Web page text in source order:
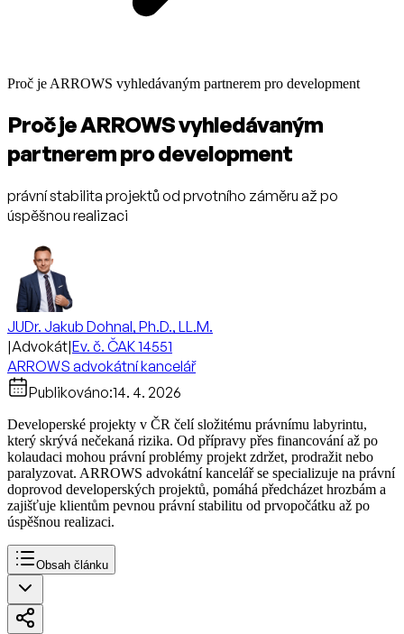
Proč je ARROWS vyhledávaným partnerem pro development
Proč je ARROWS vyhledávaným
partnerem pro development
právní stabilita projektů od prvotního záměru až po
úspěšnou realizaci
JUDr. Jakub Dohnal, Ph.D., LL.M.
|Advokát|Ev. č. ČAK 14551
ARROWS advokátní kancelář
Publikováno:14. 4. 2026
Developerské projekty v ČR čelí složitému právnímu labyrintu,
který skrývá nečekaná rizika. Od přípravy přes financování až po
kolaudaci mohou právní problémy projekt zdržet, prodražit nebo
paralyzovat. ARROWS advokátní kancelář se specializuje na právní
doprovod developerských projektů, pomáhá předcházet hrozbám a
zajišťuje klientům pevnou právní stabilitu od prvopočátku až po
úspěšnou realizaci.
Obsah článku